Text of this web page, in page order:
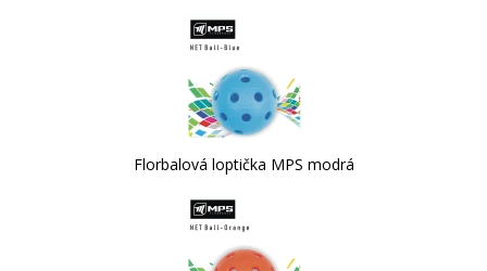
Florbalová loptička MPS modrá